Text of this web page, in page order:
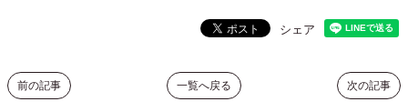
シェア
次の記事
一覧へ戻る
前の記事